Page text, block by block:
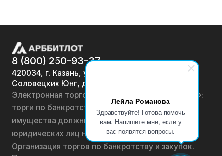
Лейла Романова
Здравствуйте! Готова помочь
вам. Напишите мне, если у
вас появятся вопросы.
8 (800) 250-93-37
420034, г. Казань, ул.
Соловецких Юнг, д. 7
Электронная торговая площадка «АРББИТЛОТ»:
торги по банкротству, лоты по продаже
имущества должников физических лиц и
юридических лиц на онлайн-аукционах.
Организация торгов по банкротству и закупок.